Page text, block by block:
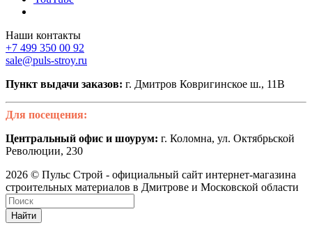
Наши контакты
+7 499 350 00 92
sale@puls-stroy.ru
Пункт выдачи заказов: г. Дмитров Ковригинское ш., 11В
Для посещения:
Центральный офис и шоурум: г. Коломна, ул. Октябрьской
Революции, 230
2026 © Пульс Строй - официальный сайт интернет-магазина
строительных материалов в Дмитрове и Московской области
Найти